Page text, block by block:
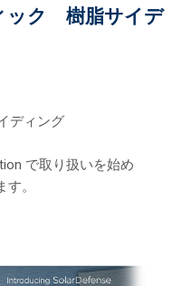
ック 樹脂サイデ
ディング
で取り扱いを始め
。